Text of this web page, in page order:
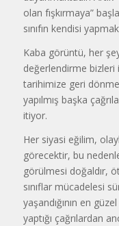
olan fışkırmaya”
sınıfın kendisi
Kaba görüntü, her
değerlendirme bizleri
tarihimize geri
yapılmış başka
itiyor.
Her siyasi eğilim,
görecektir, bu
görülmesi doğaldır,
sınıflar mücadelesi
yaşandığının en
yaptığı çağrılardan